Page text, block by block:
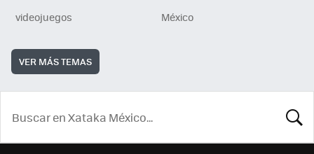
videojuegos
México
VER MÁS TEMAS